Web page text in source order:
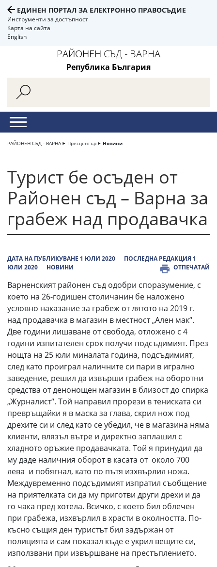
ЕДИНЕН ПОРТАЛ ЗА ЕЛЕКТРОННО ПРАВОСЪДИЕ
Инструменти за достъпност
Карта на сайта
English
РАЙОНЕН СЪД - ВАРНА
Република България
РАЙОНЕН СЪД - ВАРНА Пресцентър Новини
Турист бе осъден от
Районен съд – Варна за
грабеж над продавачка
ДАТА НА ПУБЛИКУВАНЕ 1 ЮЛИ 2020
ПОСЛЕДНА РЕДАКЦИЯ 1
ЮЛИ 2020
НОВИНИ ОТПЕЧАТАЙ
Варненският районен съд одобри споразумение, с
което на 26-годишен столичанин бе наложено
условно наказание за грабеж от лятото на 2019 г.
над продавачка в магазин в местност „Ален мак“.
Две години лишаване от свобода, отложено с 4
години изпитателен срок получи подсъдимият. През
нощта на 25 юли миналата година, подсъдимият,
след като проиграл наличните си пари в игрално
заведение, решил да извърши грабеж на оборотни
средства от денонощен магазин в близост до спирка
„Журналист“. Той направил прорези в тениската си
превръщайки я в маска за глава, скрил нож под
дрехите си и след като се убедил, че в магазина няма
клиенти, влязъл вътре и директно заплашил с
хладното оръжие продавачката. Той я принудил да
му даде наличния оборот в касата от около 700
лева и побягнал, като по пътя изхвърлил ножа.
Междувременно подсъдимият изпратил съобщение
на приятелката си да му приготви други дрехи и да
го чака пред хотела. Всичко, с което бил облечен
при грабежа, изхвърлил в храсти в околността. По-
късно същия ден туристът бил задържан от
полицията и сам показал къде е укрил вещите си,
използвани при извършване на престъплението.